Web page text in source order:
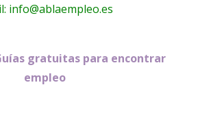
info@ablaempleo.es
gratuitas para encontrar
empleo